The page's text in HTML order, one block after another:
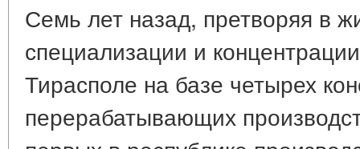
Семь лет назад, претворяя в
специализации и
Тирасполе на базе четырех
перерабатывающих